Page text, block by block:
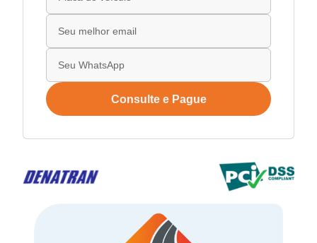
Consulte e Pague